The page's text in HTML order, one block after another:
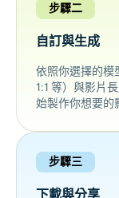
步驟二
自訂與生成
依照你選擇的模
1:1 等）與影片
始製作你想要的
步驟三
下載與分享